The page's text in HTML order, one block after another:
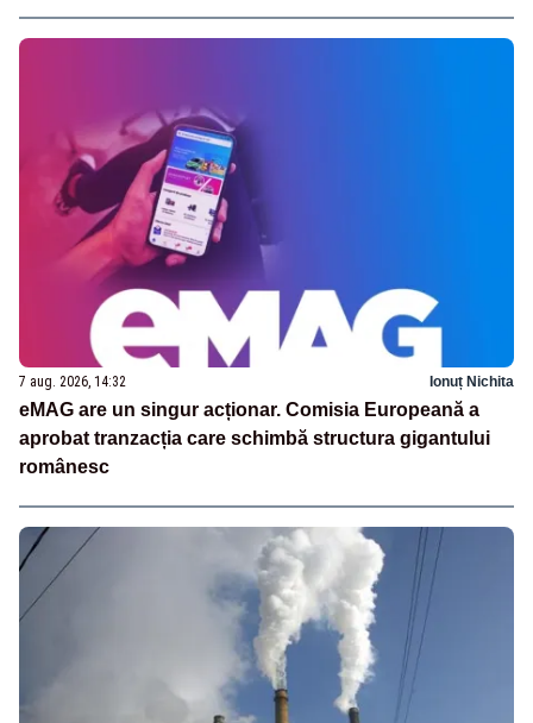
7 aug. 2026, 14:32 Ionuț Nichita
eMAG are un singur acționar. Comisia Europeană a
aprobat tranzacția care schimbă structura gigantului
românesc